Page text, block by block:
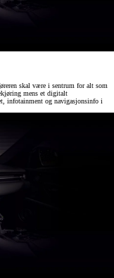
skal være i sentrum for alt som
mens et digitalt
infotainment og navigasjonsinfo i